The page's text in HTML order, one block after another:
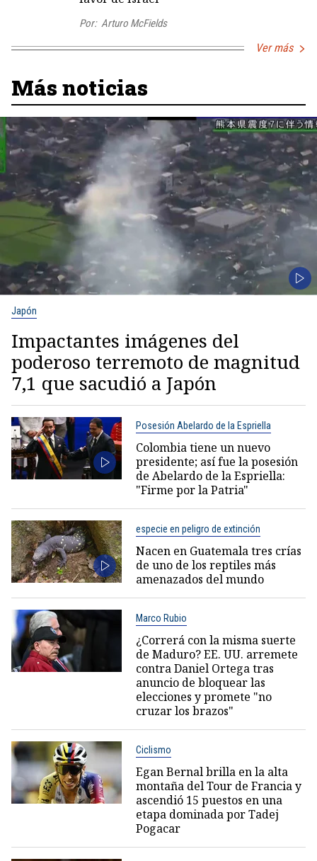
Por: Arturo McFields
Ver más
Más noticias
Japón
Impactantes imágenes del
poderoso terremoto de magnitud
7,1 que sacudió a Japón
Posesión Abelardo de la Espriella
Colombia tiene un nuevo
presidente; así fue la posesión
de Abelardo de la Espriella:
"Firme por la Patria"
especie en peligro de extinción
Nacen en Guatemala tres crías
de uno de los reptiles más
amenazados del mundo
Marco Rubio
¿Correrá con la misma suerte
de Maduro? EE. UU. arremete
contra Daniel Ortega tras
anuncio de bloquear las
elecciones y promete "no
cruzar los brazos"
Ciclismo
Egan Bernal brilla en la alta
montaña del Tour de Francia y
ascendió 15 puestos en una
etapa dominada por Tadej
Pogacar